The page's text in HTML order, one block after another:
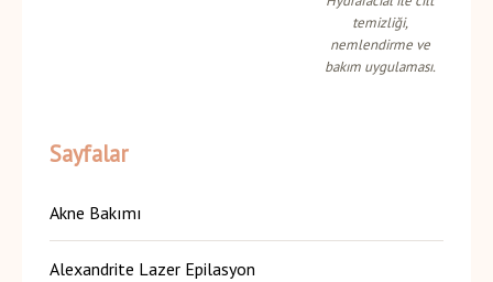
temizliği,
nemlendirme ve
bakım uygulaması.
Sayfalar
Akne Bakımı
Alexandrite Lazer Epilasyon